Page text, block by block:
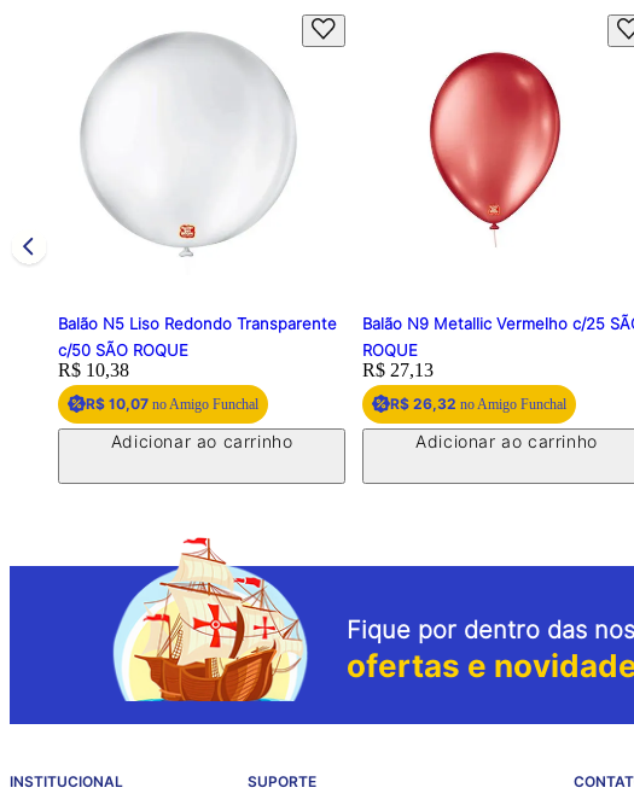
Balão N5 Liso Redondo Transparente
c/50 SÃO ROQUE
Price:
R$ 10,38
R$ 10,07 no Amigo Funchal
Adicionar ao carrinho
Balão N9 Metallic Vermelho c/25
ROQUE
Price:
R$ 27,13
R$ 26,32 no Amigo Funchal
Adicionar ao carrinho
Fique por dentro das
ofertas e
INSTITUCIONAL SUPORTE